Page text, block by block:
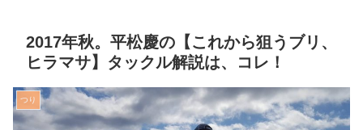
2017年秋。平松慶の【これから狙うブリ、
ヒラマサ】タックル解説は、コレ！
つり